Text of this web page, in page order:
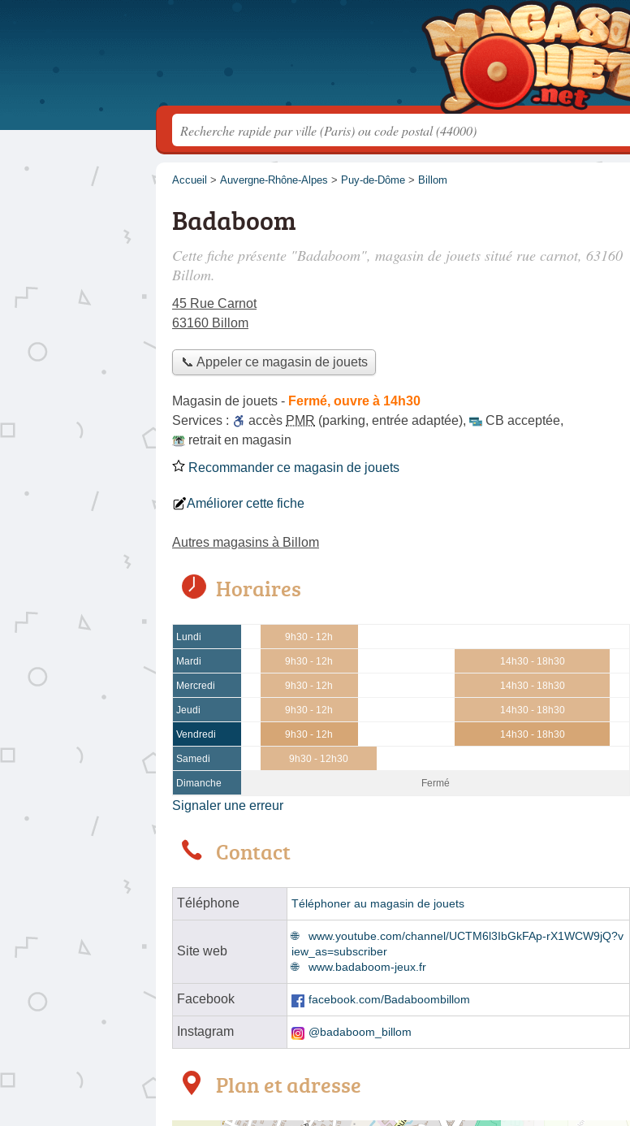
Accueil > Auvergne-Rhône-Alpes > Puy-de-Dôme > Billom
Badaboom
Cette fiche présente "Badaboom", magasin de jouets situé rue carnot, 63160
Billom.
45 Rue Carnot
63160 Billom
📞 Appeler ce magasin de jouets
Magasin de jouets - Fermé, ouvre à 14h30
Services :
accès PMR (parking, entrée adaptée), CB acceptée,
retrait en magasin
Recommander ce magasin de jouets
Améliorer cette fiche
Autres magasins à Billom
Horaires
Lundi 9h30 - 12h
Mardi 9h30 - 12h 14h30 - 18h30
Mercredi 9h30 - 12h 14h30 - 18h30
Jeudi 9h30 - 12h 14h30 - 18h30
Vendredi 9h30 - 12h 14h30 - 18h30
Samedi 9h30 - 12h30
Dimanche Fermé
Signaler une erreur
Contact
Téléphone Téléphoner au magasin de jouets
Site web
www.youtube.com/channel/UCTM6l3IbGkFAp-rX1WCW9jQ?v
iew_as=subscriber
www.badaboom-jeux.fr
Facebook facebook.com/Badaboombillom
Instagram @badaboom_billom
Plan et adresse